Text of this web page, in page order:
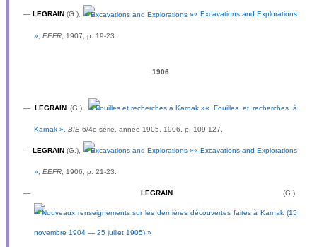
—LEGRAIN (G.), « Excavations and Explorations
» EEFR , 1907, p. 19-23.
1906
— LEGRAIN(G.), « Fouilles et recherches à
Karnak » BIE 6/4e série, année 1905, 1906, p. 109-127.
—LEGRAIN (G.), « Excavations and Explorations
», EEFR, 1906, p. 21-23.
— LEGRAIN (G.),